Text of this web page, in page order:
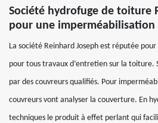
Société hydrofuge de toiture
pour une
La société Reinhard Joseph est réputée
pour tous travaux d’entretien sur la toiture.
par des couvreurs qualifiés. Pour
couvreurs vont analyser la couverture. En
techniques le produit à effet perlant qui